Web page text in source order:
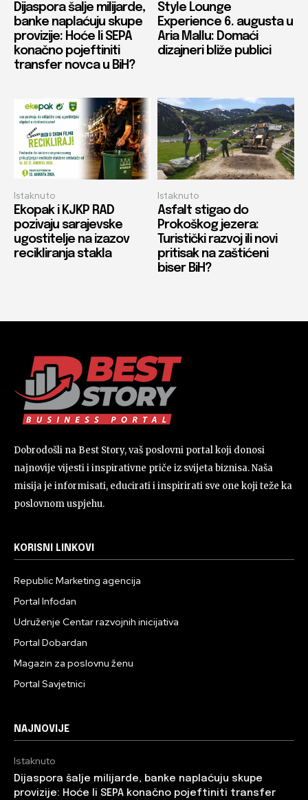
Dijaspora šalje milijarde,
banke naplaćuju skupe
provizije: Hoće li SEPA
konačno pojeftiniti
transfer novca u BiH?
Style Lounge
Experience 6. augusta u
Aria Mallu: Domaći
dizajneri bliže publici
Istaknuto
Ekopak i KJKP RAD
pozivaju sarajevske
ugostitelje na izazov
recikliranja stakla
Istaknuto
Asfalt stigao do
Prokoškog jezera:
Turistički razvoj ili novi
pritisak na zaštićeni
biser BiH?
Dobrodošli na Best Story, vaš poslovni portal koji donosi
najnovije vijesti i inspirativne priče iz svijeta biznisa. Naša
misija je informisati, educirati i inspirirati sve one koji teže ka
poslovnom uspjehu.
KORISNI LINKOVI
Republic Marketing agencija
Portal Infodan
Udruženje Centar razvojnih inicijativa
Portal Dobardan
Magazin za poslovnu ženu
Portal Savjetnici
NAJNOVIJE
Istaknuto
Dijaspora šalje milijarde, banke naplaćuju skupe
provizije: Hoće li SEPA konačno pojeftiniti transfer